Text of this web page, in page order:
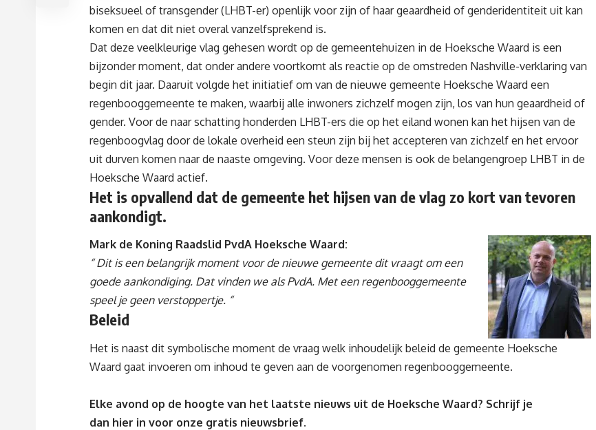
biseksueel of transgender (LHBT-er) openlijk voor zijn of haar geaardheid of genderidentiteit uit kan
komen en dat dit niet overal vanzelfsprekend is.
Dat deze veelkleurige vlag gehesen wordt op de gemeentehuizen in de Hoeksche Waard is een
bijzonder moment, dat onder andere voortkomt als reactie op de omstreden Nashville-verklaring van
begin dit jaar. Daaruit volgde het initiatief om van de nieuwe gemeente Hoeksche Waard een
regenbooggemeente te maken, waarbij alle inwoners zichzelf mogen zijn, los van hun geaardheid of
gender. Voor de naar schatting honderden LHBT-ers die op het eiland wonen kan het hijsen van de
regenboogvlag door de lokale overheid een steun zijn bij het accepteren van zichzelf en het ervoor
uit durven komen naar de naaste omgeving. Voor deze mensen is ook de belangengroep LHBT in de
Hoeksche Waard actief.
Het is opvallend dat de gemeente het hijsen van de vlag zo kort van tevoren
aankondigt.
Mark de Koning Raadslid PvdA Hoeksche Waard:
“ Dit is een belangrijk moment voor de nieuwe gemeente dit vraagt om een
goede aankondiging. Dat vinden we als PvdA. Met een regenbooggemeente
speel je geen verstoppertje. “
Beleid
Het is naast dit symbolische moment de vraag welk inhoudelijk beleid de gemeente Hoeksche
Waard gaat invoeren om inhoud te geven aan de voorgenomen regenbooggemeente.
Elke avond op de hoogte van het laatste nieuws uit de Hoeksche Waard? Schrijf je
dan hier in voor onze gratis nieuwsbrief.